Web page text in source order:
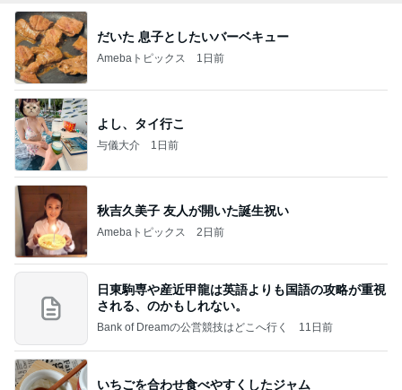
だいた 息子としたいバーベキュー
Amebaトピックス 1日前
よし、タイ行こ
与儀大介 1日前
秋吉久美子 友人が開いた誕生祝い
Amebaトピックス 2日前
日東駒専や産近甲龍は英語よりも国語の攻略が重視
される、のかもしれない。
Bank of Dreamの公営競技はどこへ行く 11日前
いちごを合わせ食べやすくしたジャム